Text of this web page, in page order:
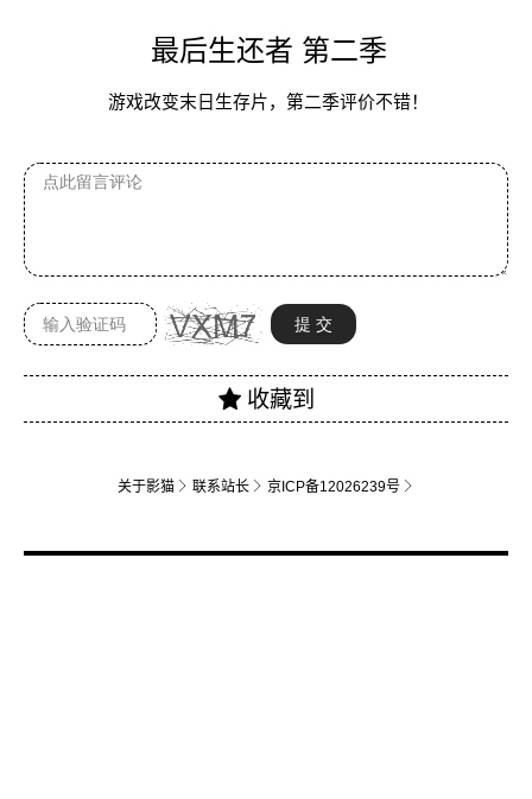
最后生还者 第二季
游戏改变末日生存片，第二季评价不错！
关于影猫 联系站长 京ICP备12026239号